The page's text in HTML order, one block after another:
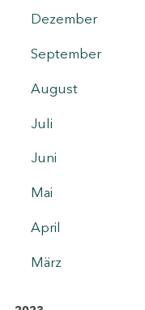
Dezember
September
August
Juli
Juni
Mai
April
März